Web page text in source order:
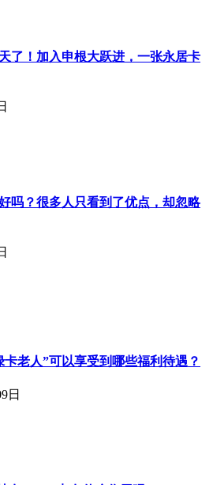
了！加入申根大跃进，一张永居卡
吗？很多人只看到了优点，却忽略
卡老人”可以享受到哪些福利待遇？
日